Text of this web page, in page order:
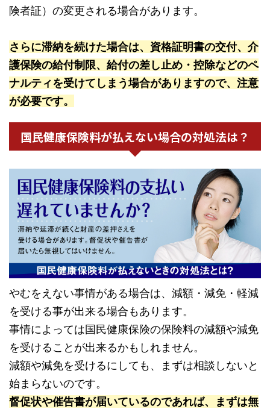
険者証）の変更される場合があります。
さらに滞納を続けた場合は、資格証明書の交付、介
護保険の給付制限、給付の差し止め・控除などのペ
ナルティを受けてしまう場合がありますので、注意
が必要です。
国民健康保険料が払えない場合の対処法は？
やむをえない事情がある場合は、減額・減免・軽減
を受ける事が出来る場合もあります。
事情によっては国民健康保険の保険料の減額や減免
を受けることが出来るかもしれません。
減額や減免を受けるにしても、まずは相談しないと
始まらないのです。
督促状や催告書が届いているのであれば、まずは無